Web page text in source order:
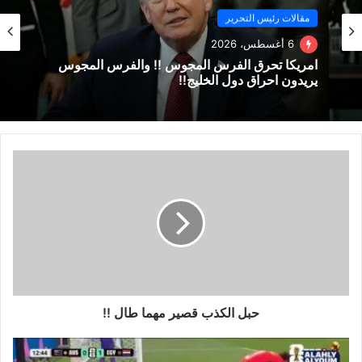
مقالات رئيس التحرير
6 أغسطس، 2026
امريكا تحرق الفرس المجوس !! والفرس المجوس
يريدون احراق دول الخليج!!
حبل الكذب قصير مهما طال !!